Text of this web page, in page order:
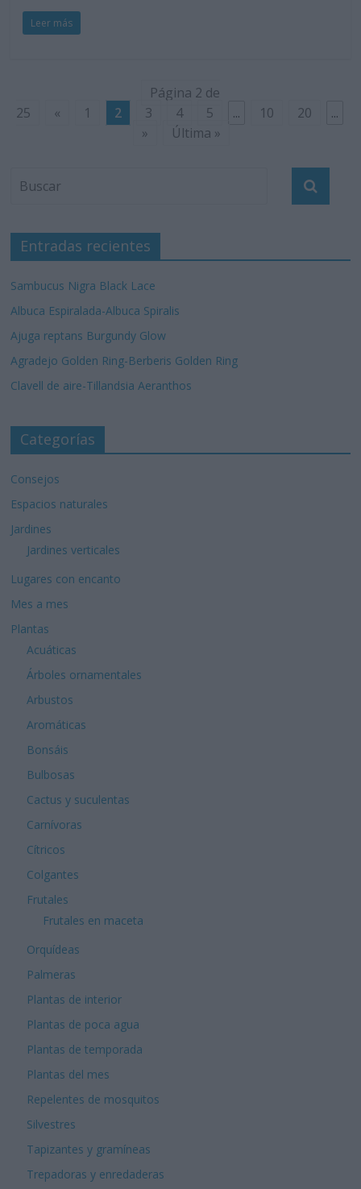
Leer más
Página 2 de
25
« 1 2 3 4 5 ... 10 20
...
»
Última »
Entradas recientes
Sambucus Nigra Black Lace
Albuca Espiralada-Albuca Spiralis
Ajuga reptans Burgundy Glow
Agradejo Golden Ring-Berberis Golden Ring
Clavell de aire-Tillandsia Aeranthos
Categorías
Consejos
Espacios naturales
Jardines
Jardines verticales
Lugares con encanto
Mes a mes
Plantas
Acuáticas
Árboles ornamentales
Arbustos
Aromáticas
Bonsáis
Bulbosas
Cactus y suculentas
Carnívoras
Cítricos
Colgantes
Frutales
Frutales en maceta
Orquídeas
Palmeras
Plantas de interior
Plantas de poca agua
Plantas de temporada
Plantas del mes
Repelentes de mosquitos
Silvestres
Tapizantes y gramíneas
Trepadoras y enredaderas